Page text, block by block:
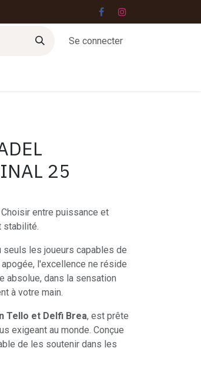
Se connecter
25
entre puissance et
stabilité.
seuls les joueurs capables de
l'excellence ne réside
absolue, dans la sensation
à votre main.
Tello et Delfi Brea, est prête
exigeant au monde. Conçue
de les soutenir dans les